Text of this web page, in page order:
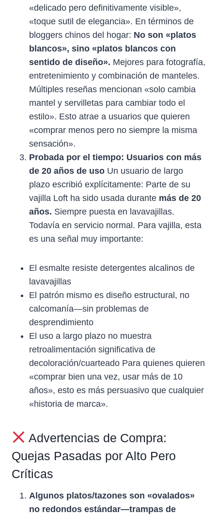
«delicado pero definitivamente visible»,
«toque sutil de elegancia». En términos de
bloggers chinos del hogar: No son «platos
blancos», sino «platos blancos con
sentido de diseño». Mejores para fotografía,
entretenimiento y combinación de manteles.
Múltiples reseñas mencionan «solo cambia
mantel y servilletas para cambiar todo el
estilo». Esto atrae a usuarios que quieren
«comprar menos pero no siempre la misma
sensación».
Probada por el tiempo: Usuarios con más
de 20 años de uso Un usuario de largo
plazo escribió explícitamente: Parte de su
vajilla Loft ha sido usada durante más de 20
años. Siempre puesta en lavavajillas.
Todavía en servicio normal. Para vajilla, esta
es una señal muy importante:
El esmalte resiste detergentes alcalinos de
lavavajillas
El patrón mismo es diseño estructural, no
calcomanía—sin problemas de
desprendimiento
El uso a largo plazo no muestra
retroalimentación significativa de
decoloración/cuarteado Para quienes quieren
«comprar bien una vez, usar más de 10
años», esto es más persuasivo que cualquier
«historia de marca».
Advertencias de Compra:
Quejas Pasadas por Alto Pero
Críticas
Algunos platos/tazones son «ovalados»
no redondos estándar—trampas de